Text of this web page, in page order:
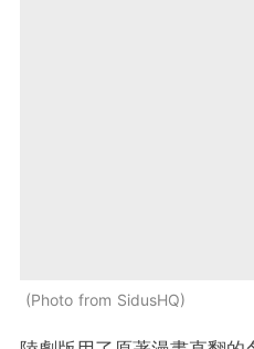
Photo from SidusHQ